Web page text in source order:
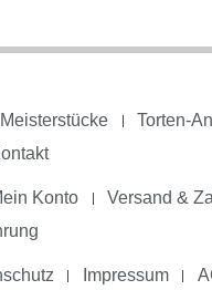
Torten-
Konto
Versand &
Impressum